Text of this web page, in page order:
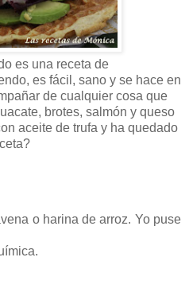
es una receta de
es fácil, sano y se hace en
de cualquier cosa que
brotes, salmón y queso
aceite de trufa y ha quedado
o harina de arroz. Yo puse